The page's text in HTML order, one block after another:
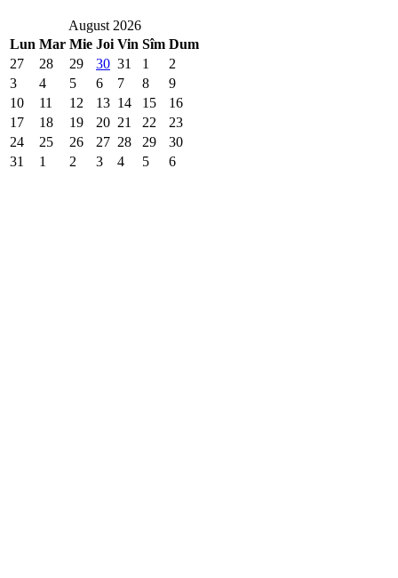
August 2026
Lun Mar Mie Joi Vin Sîm Dum
27
28 29 30 31 1
2
3
4 5 6 7 8
9
10
11 12 13 14 15
16
17
18 19 20 21 22
23
24
25 26 27 28 29
30
31
1 2 3 4 5 6